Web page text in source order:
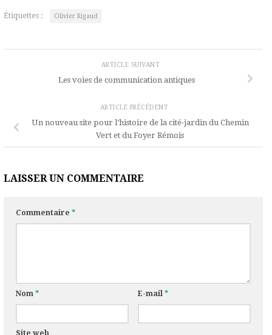
Étiquettes : Olivier Rigaud
ARTICLE SUIVANT
Les voies de communication antiques
ARTICLE PRÉCÉDENT
Un nouveau site pour l’histoire de la cité-jardin du Chemin
Vert et du Foyer Rémois
LAISSER UN COMMENTAIRE
Commentaire*
Nom* E-mail*
Site web